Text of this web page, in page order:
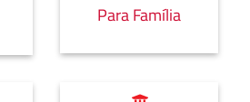
Para Família